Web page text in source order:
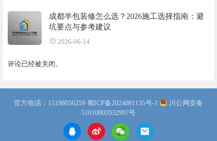
成都半包装修怎么选？2026施工选择指南：避
坑要点与参考建议
2026-06-14
评论已经被关闭。
官方电话：15198056259 蜀ICP备2024081135号-1
川公网安备
51010802032997号